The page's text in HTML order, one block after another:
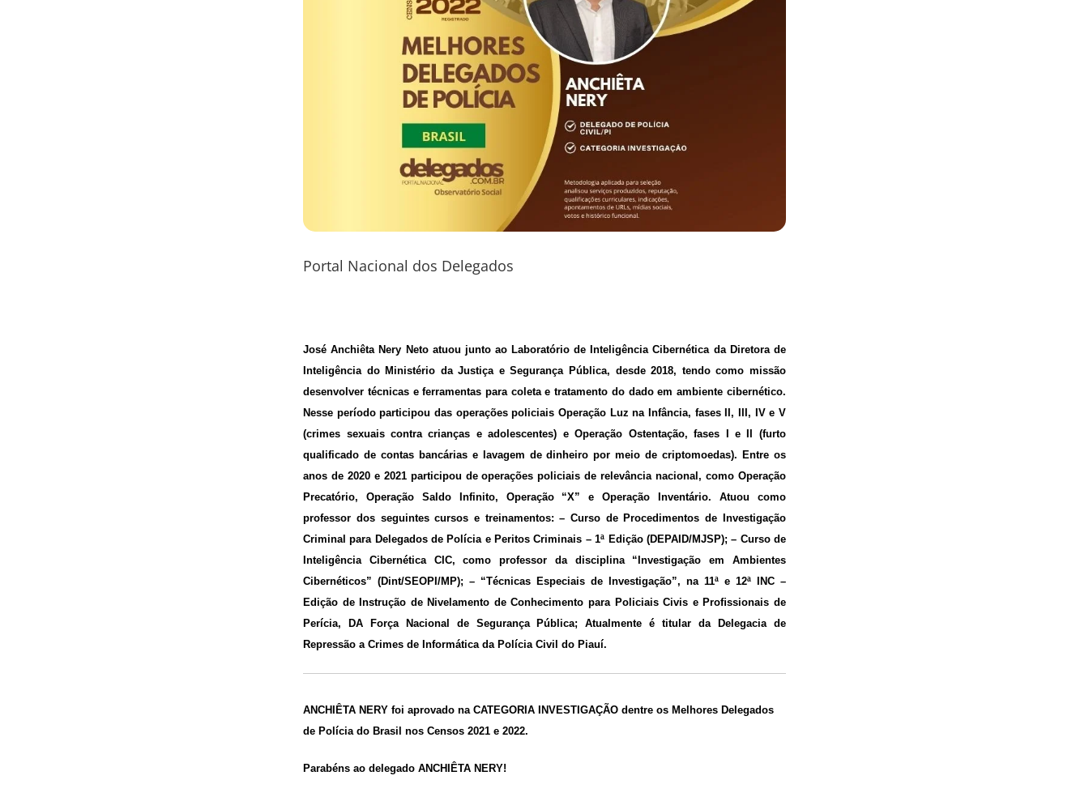
Portal Nacional dos Delegados
José Anchiêta Nery Neto atuou junto ao Laboratório de Inteligência Cibernética da Diretora de
Inteligência do Ministério da Justiça e Segurança Pública, desde 2018, tendo como missão
desenvolver técnicas e ferramentas para coleta e tratamento do dado em ambiente cibernético.
Nesse período participou das operações policiais Operação Luz na Infância, fases II, III, IV e V
(crimes sexuais contra crianças e adolescentes) e Operação Ostentação, fases I e II (furto
qualificado de contas bancárias e lavagem de dinheiro por meio de criptomoedas). Entre os
anos de 2020 e 2021 participou de operações policiais de relevância nacional, como Operação
Precatório, Operação Saldo Infinito, Operação “X” e Operação Inventário. Atuou como
professor dos seguintes cursos e treinamentos: – Curso de Procedimentos de Investigação
Criminal para Delegados de Polícia e Peritos Criminais – 1ª Edição (DEPAID/MJSP); – Curso de
Inteligência Cibernética CIC, como professor da disciplina “Investigação em Ambientes
Cibernéticos” (Dint/SEOPI/MP); – “Técnicas Especiais de Investigação”, na 11ª e 12ª INC –
Edição de Instrução de Nivelamento de Conhecimento para Policiais Civis e Proﬁssionais de
Perícia, DA Força Nacional de Segurança Pública; Atualmente é titular da Delegacia de
Repressão a Crimes de Informática da Polícia Civil do Piauí.
ANCHIÊTA NERY foi aprovado na CATEGORIA INVESTIGAÇÃO dentre os Melhores Delegados
de Polícia do Brasil nos Censos 2021 e 2022.
Parabéns ao delegado ANCHIÊTA NERY!